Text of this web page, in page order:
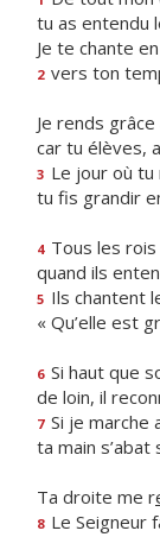
tu as entendu
Je te chante
2 vers ton
Je rends
car tu élèves,
3 Le jour où tu
tu fis grandir
4 Tous les
quand ils
5 Ils chantent
« Qu’elle est
6 Si haut que
de loin, il
7 Si je marche
ta main s’abat
Ta droite me r
8 Le Seigneur